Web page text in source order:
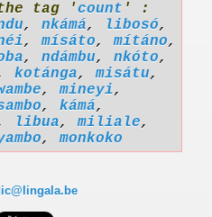
tag 'count ' :
, nkámá, libosó,
,mísáto,mítáno,
, ndámbu, nkóto,
kotánga,misátu,
,mineyi,
, kámá,
libua,miliale,
,monkoko